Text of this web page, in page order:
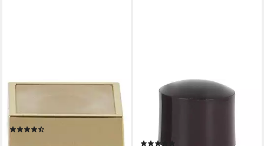
Eau de Parfum 5TH AVENUE,
mit frischem Akzent
JOOP!
Duftkreation